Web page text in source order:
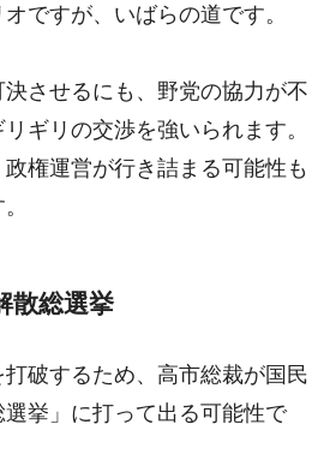
ですが、いばらの道です。
させるにも、野党の協力が不
ギリの交渉を強いられます。
権運営が行き詰まる可能性も
散総選挙
破するため、高市総裁が国民
挙」に打って出る可能性で